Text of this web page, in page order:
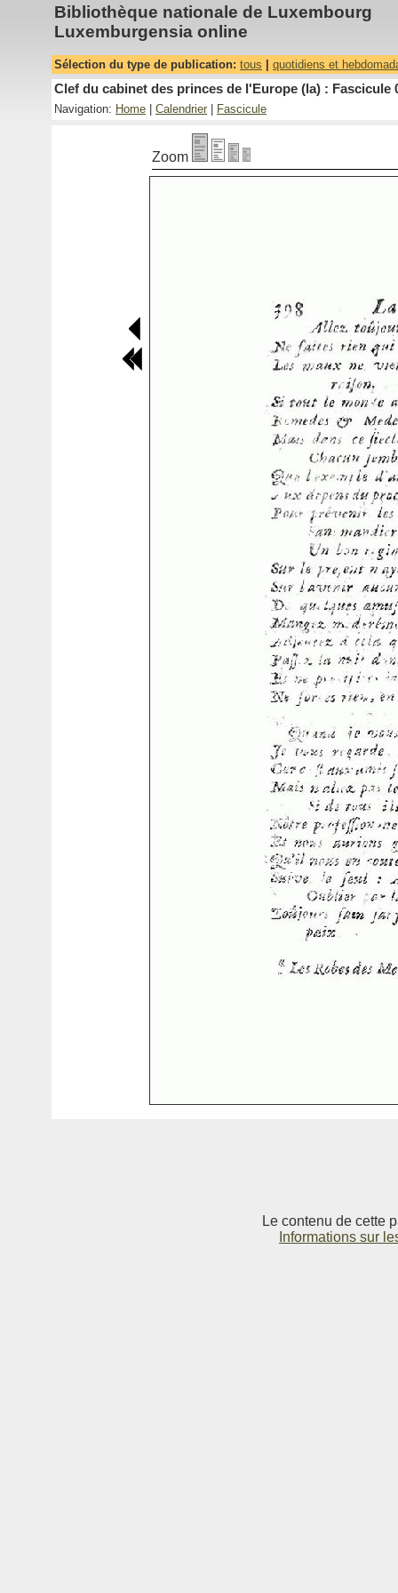
Bibliothèque nationale de Luxembourg
Luxemburgensia online
Sélection du type de publication: tous quotidiens et
Clef du cabinet des princes de l'Europe (la) : Fascicule
Navigation: Home Calendrier Fascicule
Zoom
Le contenu de cette
Informations sur